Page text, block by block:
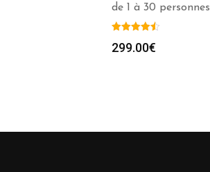
de 1 à 30 personnes
299.00€